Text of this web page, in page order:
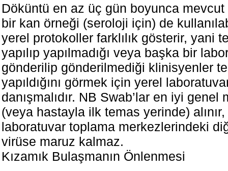
Döküntü en az üç gün boyunca
bir kan örneği (seroloji için) de
yerel protokoller farklılık gösterir, yani
yapılıp yapılmadığı veya başka bir
gönderilip gönderilmediği klinisyenler
yapıldığını görmek için yerel
danışmalıdır. NB Swab’lar en iyi
(veya hastayla ilk temas yerinde)
laboratuvar toplama merkezlerindeki
virüse maruz kalmaz.
Kızamık Bulaşmanın Önlenmesi